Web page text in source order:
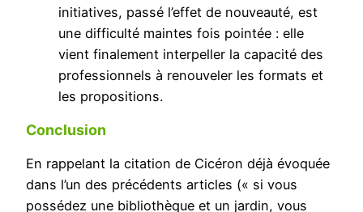
initiatives, passé l’effet de nouveauté, est
une difficulté maintes fois pointée : elle
vient finalement interpeller la capacité des
professionnels à renouveler les formats et
les propositions.
Conclusion
En rappelant la citation de Cicéron déjà évoquée
dans l’un des précédents articles (« si vous
possédez une bibliothèque et un jardin, vous